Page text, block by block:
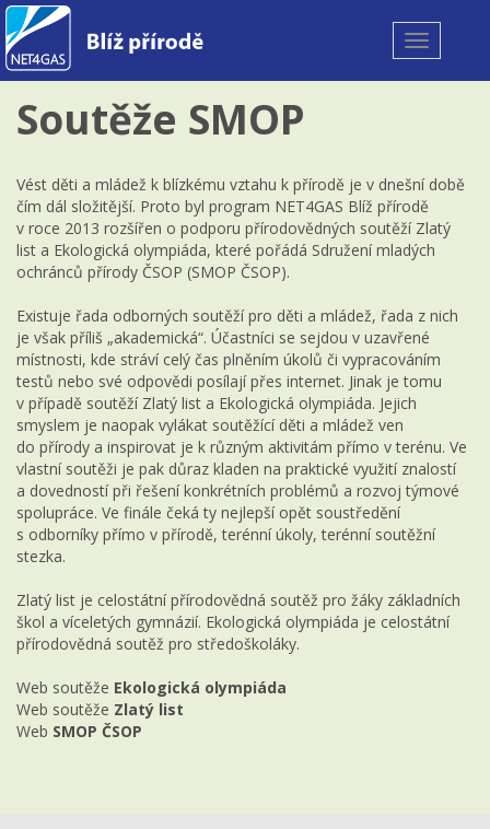
Toggle
navigation
Soutěže SMOP
Vést děti a mládež k blízkému vztahu k přírodě je v dnešní době
čím dál složitější. Proto byl program NET4GAS Blíž přírodě
v roce 2013 rozšířen o podporu přírodovědných soutěží Zlatý
list a Ekologická olympiáda, které pořádá Sdružení mladých
ochránců přírody ČSOP (SMOP ČSOP).
Existuje řada odborných soutěží pro děti a mládež, řada z nich
je však příliš „akademická“. Účastníci se sejdou v uzavřené
místnosti, kde stráví celý čas plněním úkolů či vypracováním
testů nebo své odpovědi posílají přes internet. Jinak je tomu
v případě soutěží Zlatý list a Ekologická olympiáda. Jejich
smyslem je naopak vylákat soutěžící děti a mládež ven
do přírody a inspirovat je k různým aktivitám přímo v terénu. Ve
vlastní soutěži je pak důraz kladen na praktické využití znalostí
a dovedností při řešení konkrétních problémů a rozvoj týmové
spolupráce. Ve finále čeká ty nejlepší opět soustředění
s odborníky přímo v přírodě, terénní úkoly, terénní soutěžní
stezka.
Zlatý list je celostátní přírodovědná soutěž pro žáky základních
škol a víceletých gymnázií. Ekologická olympiáda je celostátní
přírodovědná soutěž pro středoškoláky.
Web soutěže Ekologická olympiáda
Web soutěže Zlatý list
Web SMOP ČSOP